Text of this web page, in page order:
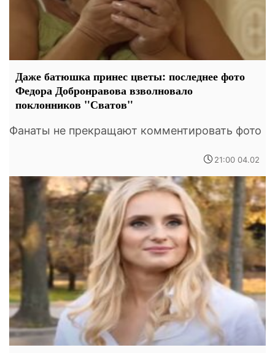
Даже батюшка принес цветы: последнее фото
Федора Добронравова взволновало
поклонников "Сватов"
Фанаты не прекращают комментировать фото
21:00 04.02